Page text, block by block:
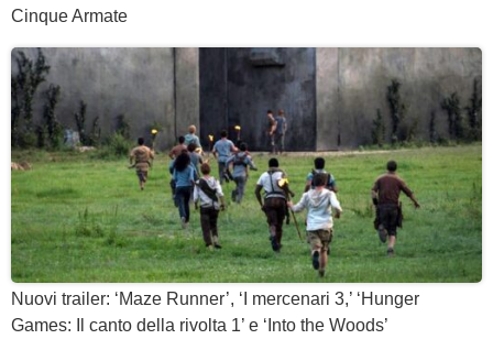
Cinque Armate
Nuovi trailer: ‘Maze Runner’, ‘I mercenari 3,’ ‘Hunger
Games: Il canto della rivolta 1’ e ‘Into the Woods’